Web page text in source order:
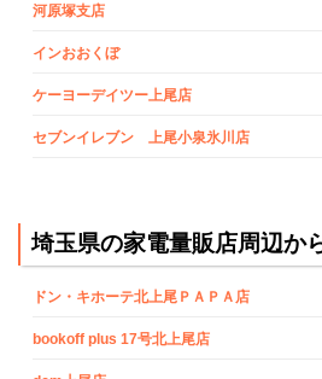
河原塚支店
インおおくぼ
ケーヨーデイツー上尾店
セブンイレブン 上尾小泉氷川店
埼玉県の家電量販店周辺か
ドン・キホーテ北上尾ＰＡＰＡ店
bookoff plus 17号北上尾店